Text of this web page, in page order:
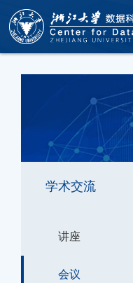
学术交流
讲座
会议